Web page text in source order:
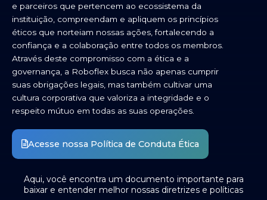
e parceiros que pertencem ao ecossistema da
instituição, compreendam e apliquem os princípios
éticos que norteiam nossas ações, fortalecendo a
confiança e a colaboração entre todos os membros.
Através deste compromisso com a ética e a
governança, a Roboflex busca não apenas cumprir
suas obrigações legais, mas também cultivar uma
cultura corporativa que valoriza a integridade e o
respeito mútuo em todas as suas operações.
Acesse nossa Política de Conduta Ética
Aqui, você encontra um documento importante para
baixar e entender melhor nossas diretrizes e políticas